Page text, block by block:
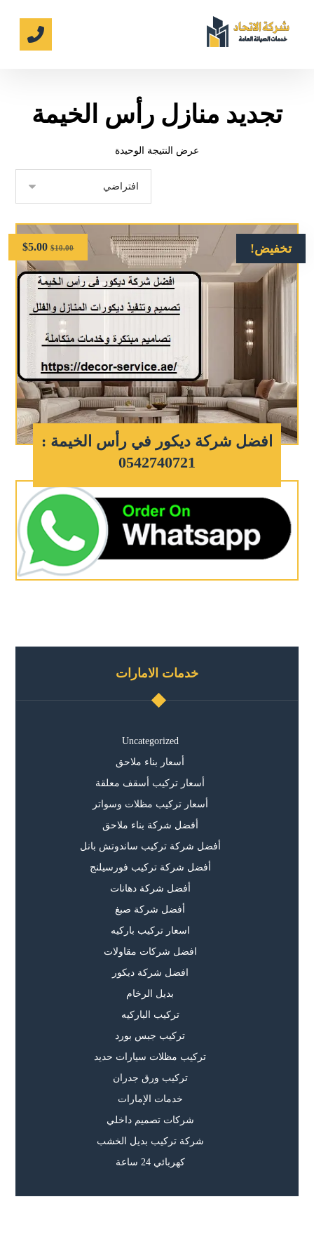
تجديد منازل رأس الخيمة
عرض النتيجة الوحيدة
تخفيض!
افضل شركة ديكور في رأس الخيمة :
0542740721
$10.00
$5.00
خدمات الامارات
Uncategorized
أسعار بناء ملاحق
أسعار تركيب أسقف معلقة
أسعار تركيب مظلات وسواتر
أفضل شركة بناء ملاحق
أفضل شركة تركيب ساندوتش بانل
أفضل شركة تركيب فورسيلنج
أفضل شركة دهانات
أفضل شركة صبغ
اسعار تركيب باركيه
افضل شركات مقاولات
افضل شركة ديكور
بديل الرخام
تركيب الباركيه
تركيب جبس بورد
تركيب مظلات سيارات حديد
تركيب ورق جدران
خدمات الإمارات
شركات تصميم داخلي
شركة تركيب بديل الخشب
كهربائي 24 ساعة